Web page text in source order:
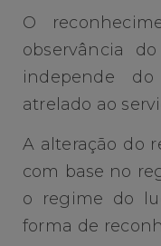
O
observância
independe
atrelado ao
A alteração do
com base no
o regime do
forma de